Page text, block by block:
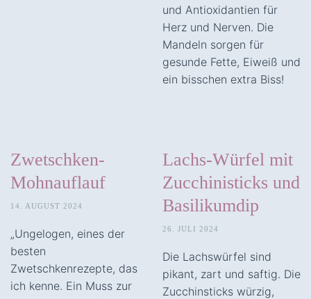
und Antioxidantien für
Herz und Nerven. Die
Mandeln sorgen für
gesunde Fette, Eiweiß und
ein bisschen extra Biss!
Zwetschken-
Mohnauflauf
14. AUGUST 2024
„Ungelogen, eines der
besten
Zwetschkenrezepte, das
ich kenne. Ein Muss zur
Lachs-Würfel mit
Zucchinisticks und
Basilikumdip
26. JULI 2024
Die Lachswürfel sind
pikant, zart und saftig. Die
Zucchinsticks würzig,